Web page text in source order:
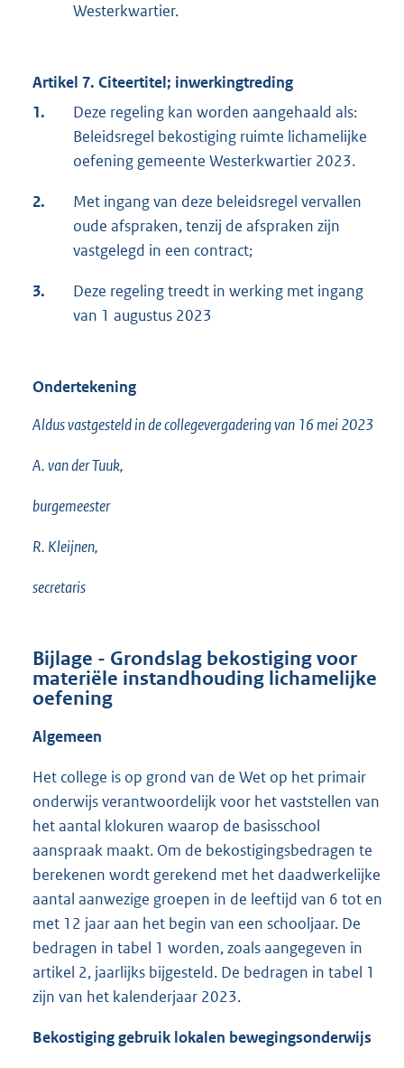
Westerkwartier.
Artikel 7. Citeertitel; inwerkingtreding
1.
Deze regeling kan worden aangehaald als:
Beleidsregel bekostiging ruimte lichamelijke
oefening gemeente Westerkwartier 2023.
2.
Met ingang van deze beleidsregel vervallen
oude afspraken, tenzij de afspraken zijn
vastgelegd in een contract;
3.
Deze regeling treedt in werking met ingang
van 1 augustus 2023
Ondertekening
Aldus vastgesteld in de collegevergadering van 16 mei 2023
A. van der Tuuk,
burgemeester
R. Kleijnen,
secretaris
Bijlage - Grondslag bekostiging voor
materiële instandhouding lichamelijke
oefening
Algemeen
Het college is op grond van de Wet op het primair
onderwijs verantwoordelijk voor het vaststellen van
het aantal klokuren waarop de basisschool
aanspraak maakt. Om de bekostigingsbedragen te
berekenen wordt gerekend met het daadwerkelijke
aantal aanwezige groepen in de leeftijd van 6 tot en
met 12 jaar aan het begin van een schooljaar. De
bedragen in tabel 1 worden, zoals aangegeven in
artikel 2, jaarlijks bijgesteld. De bedragen in tabel 1
zijn van het kalenderjaar 2023.
Bekostiging gebruik lokalen bewegingsonderwijs